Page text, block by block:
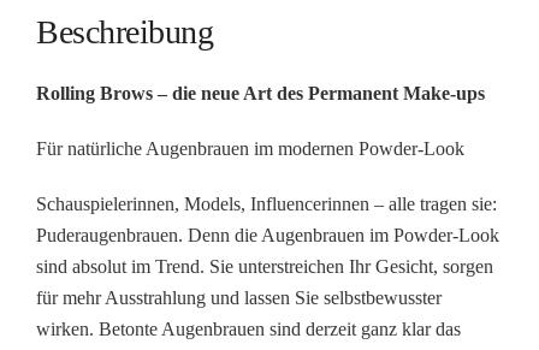
Beschreibung
Rolling Brows – die neue Art des Permanent Make-ups
Für natürliche Augenbrauen im modernen Powder-Look
Schauspielerinnen, Models, Influencerinnen – alle tragen sie:
Puderaugenbrauen. Denn die Augenbrauen im Powder-Look
sind absolut im Trend. Sie unterstreichen Ihr Gesicht, sorgen
für mehr Ausstrahlung und lassen Sie selbstbewusster
wirken. Betonte Augenbrauen sind derzeit ganz klar das